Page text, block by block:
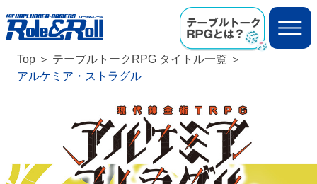
Top
テーブルトークRPG タイトル一覧
アルケミア・ストラグル